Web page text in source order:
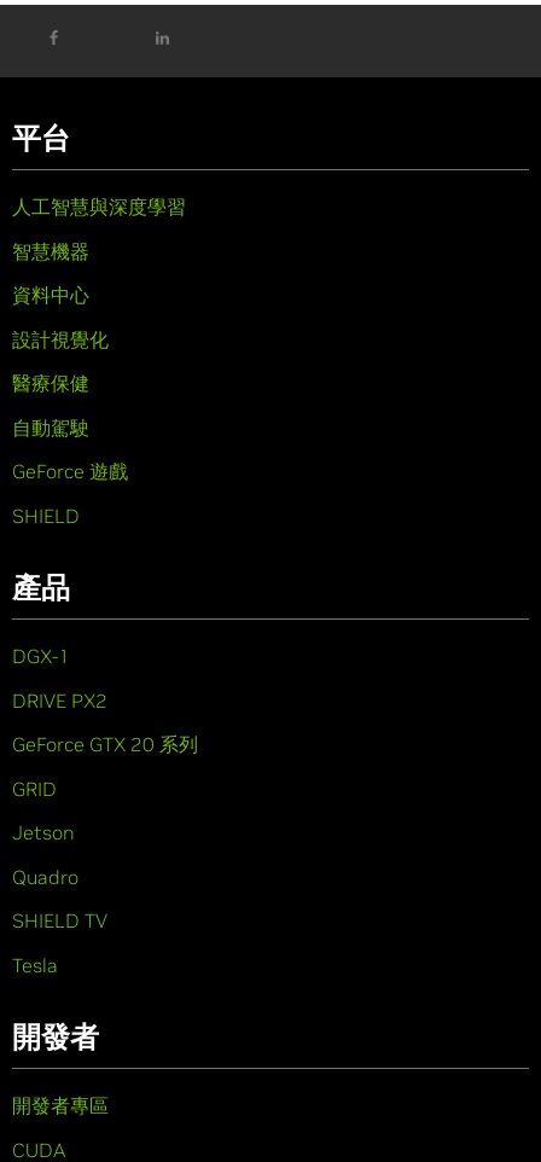
平台
人工智慧與深度學習
智慧機器
資料中心
設計視覺化
醫療保健
自動駕駛
GeForce 遊戲
SHIELD
產品
DGX-1
DRIVE PX2
GeForce GTX 20 系列
GRID
Jetson
Quadro
SHIELD TV
Tesla
開發者
開發者專區
CUDA